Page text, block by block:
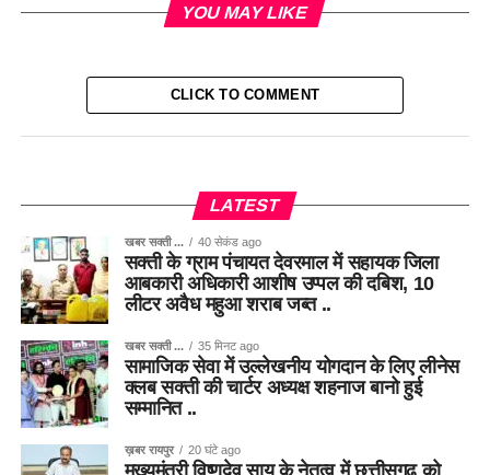
YOU MAY LIKE
CLICK TO COMMENT
LATEST
खबर सक्ती ... 40 सेकंड ago
सक्ती के ग्राम पंचायत देवरमाल में सहायक जिला
आबकारी अधिकारी आशीष उप्पल की दबिश, 10
लीटर अवैध महुआ शराब जब्त ..
खबर सक्ती ... 35 मिनट ago
सामाजिक सेवा में उल्लेखनीय योगदान के लिए लीनेस
क्लब सक्ती की चार्टर अध्यक्ष शहनाज बानो हुई
सम्मानित ..
ख़बर रायपुर 20 घंटे ago